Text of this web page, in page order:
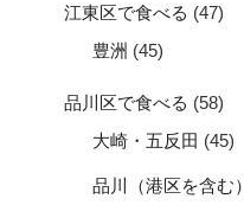
江東区で食べる (47)
豊洲 (45)
品川区で食べる (58)
大崎・五反田 (45)
品川（港区を含む）